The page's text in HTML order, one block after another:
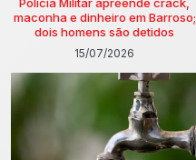
maconha e dinheiro em Barroso;
dois homens são detidos
15/07/2026